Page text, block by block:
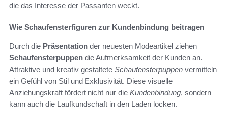
die das Interesse der Passanten weckt.
Wie Schaufensterfiguren zur Kundenbindung beitragen
Durch die Präsentation der neuesten Modeartikel ziehen
Schaufensterpuppen die Aufmerksamkeit der Kunden an.
Attraktive und kreativ gestaltete Schaufensterpuppen vermitteln
ein Gefühl von Stil und Exklusivität. Diese visuelle
Anziehungskraft fördert nicht nur die Kundenbindung, sondern
kann auch die Laufkundschaft in den Laden locken.